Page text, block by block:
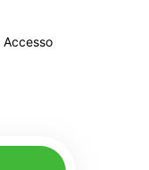
Accesso